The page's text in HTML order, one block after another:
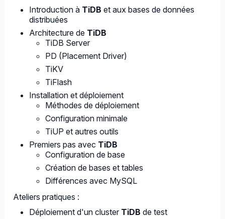
Introduction à TiDB et aux bases de données
distribuées
Architecture de TiDB
TiDB Server
PD (Placement Driver)
TiKV
TiFlash
Installation et déploiement
Méthodes de déploiement
Configuration minimale
TiUP et autres outils
Premiers pas avec TiDB
Configuration de base
Création de bases et tables
Différences avec MySQL
Ateliers pratiques :
Déploiement d'un cluster TiDB de test